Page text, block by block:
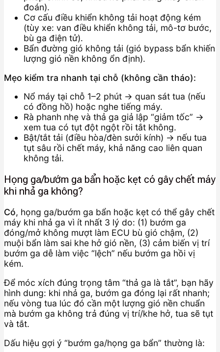
đoán).
Cơ cấu điều khiển không tải hoạt động kém
(tùy xe: van điều khiển không tải, mô-tơ bước,
bù ga điện tử).
Bẩn đường gió không tải (gió bypass bẩn khiến
lượng gió nền không ổn định).
Mẹo kiểm tra nhanh tại chỗ (không cần tháo):
Nổ máy tại chỗ 1–2 phút → quan sát tua (nếu
có đồng hồ) hoặc nghe tiếng máy.
Rà phanh nhẹ và thả ga giả lập “giảm tốc” →
xem tua có tụt đột ngột rồi tắt không.
Bật/tắt tải (điều hòa/đèn sưởi kính) → nếu tua
tụt sâu rồi chết máy, khả năng cao liên quan
không tải.
Họng ga/bướm ga bẩn hoặc kẹt có gây chết máy
khi nhả ga không?
Có, họng ga/bướm ga bẩn hoặc kẹt có thể gây chết
máy khi nhả ga vì ít nhất 3 lý do: (1) bướm ga
đóng/mở không mượt làm ECU bù gió chậm, (2)
muội bẩn làm sai khe hở gió nền, (3) cảm biến vị trí
bướm ga dễ làm việc “lệch” nếu bướm ga hồi vị
kém.
Để móc xích đúng trọng tâm “thả ga là tắt”, bạn hãy
hình dung: khi nhả ga, bướm ga đóng lại rất nhanh;
nếu vòng tua lúc đó cần một lượng gió nền chuẩn
mà bướm ga không trả đúng vị trí/khe hở, tua sẽ tụt
và tắt.
Dấu hiệu gợi ý “bướm ga/họng ga bẩn” thường là: